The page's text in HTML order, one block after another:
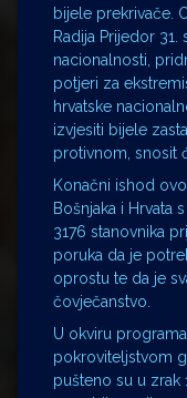
bijele prekrivače.
Radija Prijedor 31.
nacionalnosti,
potjeri za
hrvatske
izvjesiti bijele
protivnom, snosit
Konačni ishod
Bošnjaka i Hrvata
3176 stanovnika
poruka da je
oprostu te da je
čovječanstvo.
U okviru
pokroviteljstvom
pušteno su u zrak